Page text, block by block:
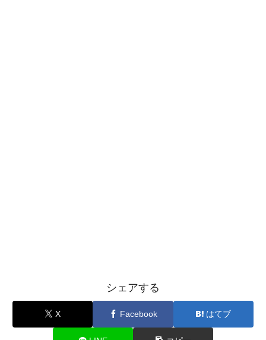
シェアする
X Facebook はてブ